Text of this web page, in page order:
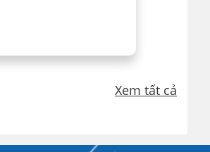
Xem tất cả